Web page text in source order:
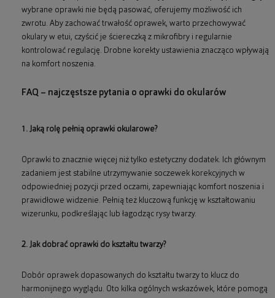
wybrane oprawki nie będą pasować, oferujemy możliwość ich
zwrotu. Aby zachować trwałość oprawek, warto przechowywać
okulary w etui, czyścić je ściereczką z mikrofibry i regularnie
kontrolować regulację. Drobne korekty ustawienia znacząco wpływają
na komfort noszenia.
FAQ – najczęstsze pytania o oprawki do okularów
1. Jaką rolę pełnią oprawki okularowe?
Oprawki to znacznie więcej niż tylko estetyczny dodatek. Ich głównym
zadaniem jest stabilne utrzymywanie soczewek korekcyjnych w
odpowiedniej pozycji przed oczami, zapewniając komfort noszenia i
prawidłowe widzenie. Pełnią też kluczową funkcję w kształtowaniu
wizerunku, podkreślając lub łagodząc rysy twarzy.
2. Jak dobrać oprawki do kształtu twarzy?
Dobór oprawek dopasowanych do kształtu twarzy to klucz do
harmonijnego wyglądu. Oto kilka ogólnych wskazówek, które pomogą